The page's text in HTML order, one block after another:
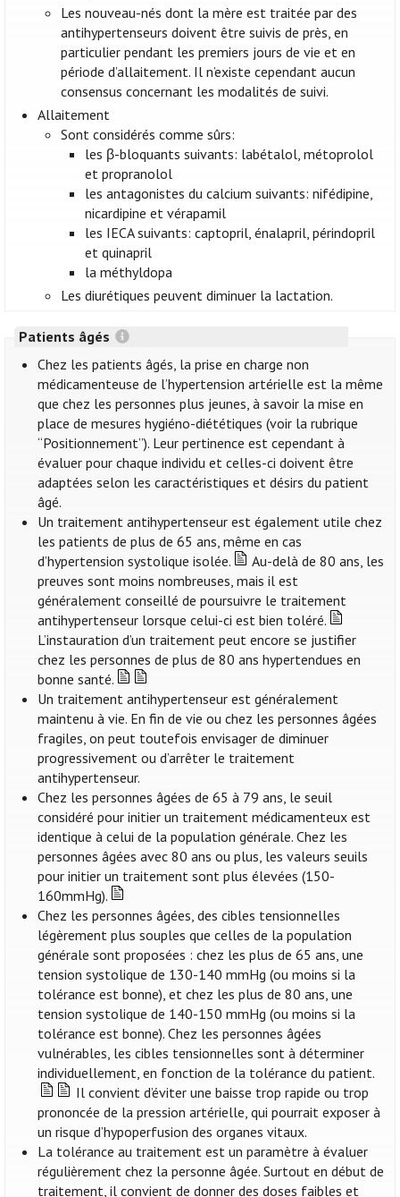
Les nouveau-nés dont la mère est traitée par des
antihypertenseurs doivent être suivis de près, en
particulier pendant les premiers jours de vie et en
période d’allaitement. Il n’existe cependant aucun
consensus concernant les modalités de suivi.
Allaitement
Sont considérés comme sûrs:
les β-bloquants suivants: labétalol, métoprolol
et propranolol
les antagonistes du calcium suivants: nifédipine,
nicardipine et vérapamil
les IECA suivants: captopril, énalapril, périndopril
et quinapril
la méthyldopa
Les diurétiques peuvent diminuer la lactation.
Patients âgés
Chez les patients âgés, la prise en charge non
médicamenteuse de l’hypertension artérielle est la même
que chez les personnes plus jeunes, à savoir la mise en
place de mesures hygiéno-diététiques (voir la rubrique
“Positionnement”). Leur pertinence est cependant à
évaluer pour chaque individu et celles-ci doivent être
adaptées selon les caractéristiques et désirs du patient
âgé.
Un traitement antihypertenseur est également utile chez
les patients de plus de 65 ans, même en cas
d’hypertension systolique isolée.
Au-delà de 80 ans, les
preuves sont moins nombreuses, mais il est
généralement conseillé de poursuivre le traitement
antihypertenseur lorsque celui-ci est bien toléré.
L’instauration d’un traitement peut encore se justifier
chez les personnes de plus de 80 ans hypertendues en
bonne santé.
Un traitement antihypertenseur est généralement
maintenu à vie. En fin de vie ou chez les personnes âgées
fragiles, on peut toutefois envisager de diminuer
progressivement ou d’arrêter le traitement
antihypertenseur.
Chez les personnes âgées de 65 à 79 ans, le seuil
considéré pour initier un traitement médicamenteux est
identique à celui de la population générale. Chez les
personnes âgées avec 80 ans ou plus, les valeurs seuils
pour initier un traitement sont plus élevées (150-
160mmHg).
Chez les personnes âgées, des cibles tensionnelles
légèrement plus souples que celles de la population
générale sont proposées : chez les plus de 65 ans, une
tension systolique de 130-140 mmHg (ou moins si la
tolérance est bonne), et chez les plus de 80 ans, une
tension systolique de 140-150 mmHg (ou moins si la
tolérance est bonne). Chez les personnes âgées
vulnérables, les cibles tensionnelles sont à déterminer
individuellement, en fonction de la tolérance du patient.
Il convient d’éviter une baisse trop rapide ou trop
prononcée de la pression artérielle, qui pourrait exposer à
un risque d’hypoperfusion des organes vitaux.
La tolérance au traitement est un paramètre à évaluer
régulièrement chez la personne âgée. Surtout en début de
traitement, il convient de donner des doses faibles et